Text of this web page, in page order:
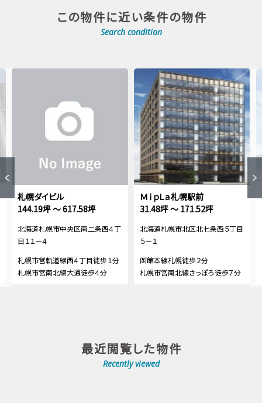
この物件に近い条件の物件
Search condition
札幌ダイビル
144.19坪 ～ 617.58坪
北海道札幌市中央区南二条西４丁
目１１－４
札幌市営軌道線西４丁目徒歩１分
札幌市営南北線大通徒歩４分
ＭｉｐＬａ札幌駅前
31.48坪 ～ 171.52坪
北海道札幌市北区北七条西５丁目
５－１
函館本線札幌徒歩２分
札幌市営南北線さっぽろ徒歩７分
最近閲覧した物件
Recently viewed